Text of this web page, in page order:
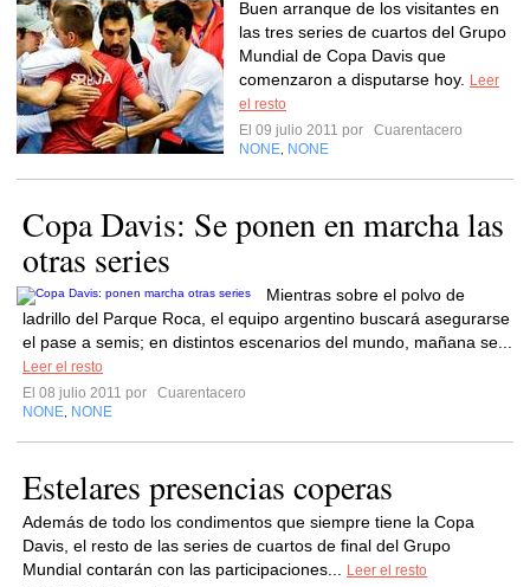
Buen arranque de los visitantes en
las tres series de cuartos del Grupo
Mundial de Copa Davis que
comenzaron a disputarse hoy.
Leer
el resto
El 09 julio 2011 por
Cuarentacero
NONE NONE
Copa Davis: Se ponen en marcha las
otras series
Mientras sobre el polvo de
ladrillo del Parque Roca, el equipo argentino buscará asegurarse
el pase a semis; en distintos escenarios del mundo, mañana se...
Leer el resto
El 08 julio 2011 por
Cuarentacero
NONE NONE
Estelares presencias coperas
Además de todo los condimentos que siempre tiene la Copa
Davis, el resto de las series de cuartos de final del Grupo
Mundial contarán con las participaciones...
Leer el resto